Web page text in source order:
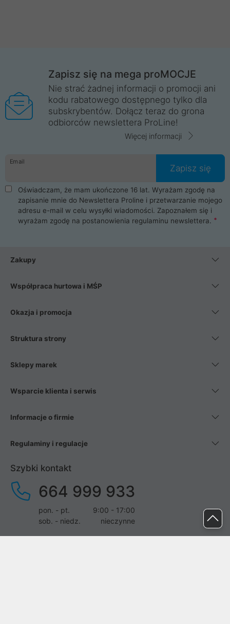
Zapisz się na mega proMOCJE
Nie strać żadnej informacji o promocji ani
kodu rabatowego dostępnego tylko dla
subskrybentów. Dołącz teraz do grona
odbiorców newslettera ProLine!
Więcej informacji
Email
Zapisz się
Oświadczam, że mam ukończone 16 lat. Wyrażam zgodę na
zapisanie mnie do Newslettera Proline i przetwarzanie mojego
adresu e-mail w celu wysyłki wiadomości. Zapoznałem się i
wyrażam zgodę na postanowienia regulaminu newslettera.
Zakupy
Współpraca hurtowa i MŚP
Okazja i promocja
Struktura strony
Sklepy marek
Wsparcie klienta i serwis
Informacje o firmie
Regulaminy i regulacje
Szybki kontakt
664 999 933
pon. - pt.
9:00 - 17:00
sob. - niedz.
nieczynne